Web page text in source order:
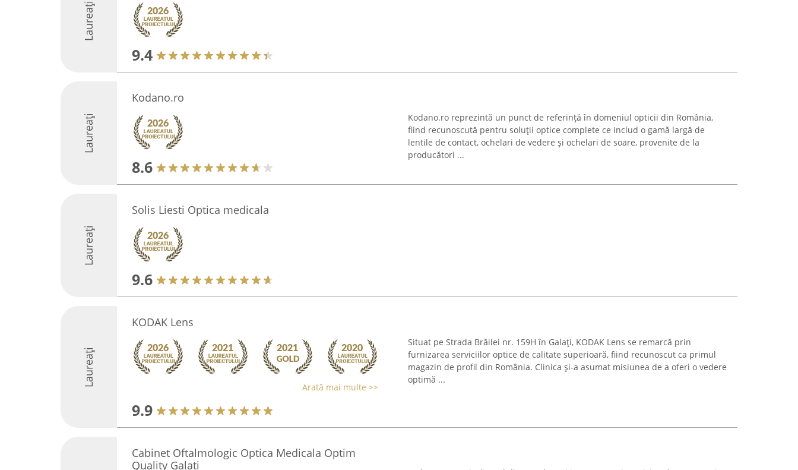
Laureați
9.4
Laureați
Kodano.ro
8.6
Kodano.ro reprezintă un punct de referință în domeniul opticii din România,
fiind recunoscută pentru soluții optice complete ce includ o gamă largă de
lentile de contact, ochelari de vedere și ochelari de soare, provenite de la
producători ...
Laureați
Solis Liesti Optica medicala
9.6
Laureați
KODAK Lens
Arată mai multe >>
9.9
Situat pe Strada Brăilei nr. 159H în Galați, KODAK Lens se remarcă prin
furnizarea serviciilor optice de calitate superioară, fiind recunoscut ca primul
magazin de profil din România. Clinica și-a asumat misiunea de a oferi o vedere
optimă ...
Cabinet Oftalmologic Optica Medicala Optim
Quality Galati